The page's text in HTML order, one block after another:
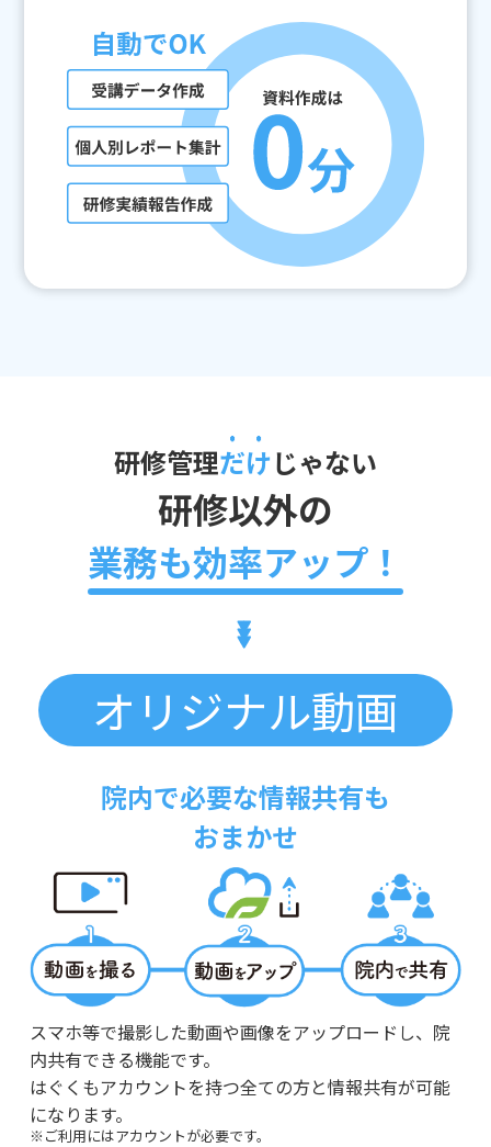
研修管理だけじゃない
研修以外の
業務も効率アップ！
オリジナル動画
院内で必要な情報共有も
おまかせ
スマホ等で撮影した動画や画像をアップロードし、院
内共有できる機能です。
はぐくもアカウントを持つ全ての方と情報共有が可能
になります。
※ご利用にはアカウントが必要です。